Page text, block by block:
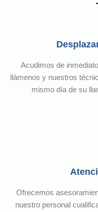
Acudimos de
llámenos y nuestros
mismo día de su
Ofrecemos
nuestro personal